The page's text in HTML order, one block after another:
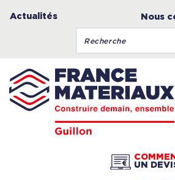
Actualités Nous
UN